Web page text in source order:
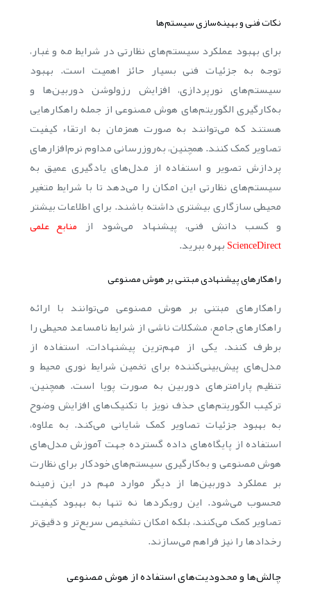
نکات فنی و بهینه‌سازی سیستم‌ها
برای بهبود عملکرد سیستم‌های نظارتی در شرایط مه و غبار،
توجه به جزئیات فنی بسیار حائز اهمیت است. بهبود
سیستم‌های نورپردازی، افزایش رزولوشن دوربین‌ها و
به‌کارگیری الگوریتم‌های هوش مصنوعی از جمله راهکارهایی
هستند که می‌توانند به صورت همزمان به ارتقاء کیفیت
تصاویر کمک کنند. همچنین، به‌روزرسانی مداوم نرم‌افزارهای
پردازش تصویر و استفاده از مدل‌های یادگیری عمیق به
سیستم‌های نظارتی این امکان را می‌دهد تا با شرایط متغیر
محیطی سازگاری بیشتری داشته باشند. برای اطلاعات بیشتر
و کسب دانش فنی، پیشنهاد می‌شود از منابع علمی
ScienceDirectبهره ببرید.
راهکارهای پیشنهادی مبتنی بر هوش مصنوعی
راهکارهای مبتنی بر هوش مصنوعی می‌توانند با ارائه
راهکارهای جامع، مشکلات ناشی از شرایط نامساعد محیطی را
برطرف کنند. یکی از مهم‌ترین پیشنهادات، استفاده از
مدل‌های پیش‌بینی‌کننده برای تخمین شرایط نوری محیط و
تنظیم پارامترهای دوربین به صورت پویا است. همچنین،
ترکیب الگوریتم‌های حذف نویز با تکنیک‌های افزایش وضوح
به بهبود جزئیات تصاویر کمک شایانی می‌کند. به علاوه،
استفاده از پایگاه‌های داده گسترده جهت آموزش مدل‌های
هوش مصنوعی و به‌کارگیری سیستم‌های خودکار برای نظارت
بر عملکرد دوربین‌ها از دیگر موارد مهم در این زمینه
محسوب می‌شود. این رویکردها نه تنها به بهبود کیفیت
تصاویر کمک می‌کنند، بلکه امکان تشخیص سریع‌تر و دقیق‌تر
رخدادها را نیز فراهم می‌سازند.
چالش‌ها و محدودیت‌های استفاده از هوش مصنوعی